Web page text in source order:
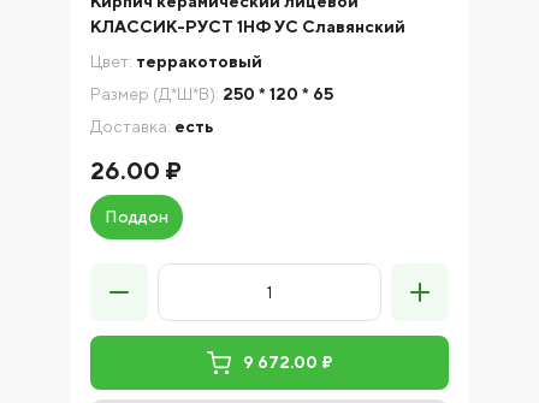
КЛАССИК-РУСТ 1НФ УС Славянский
Цвет: терракотовый
Размер (Д*Ш*В): 250 * 120 * 65
Доставка: есть
26.00 ₽
Поддон
9 672.00 ₽